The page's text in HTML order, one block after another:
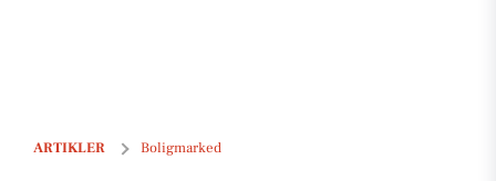
ARTIKLER Boligmarked
Top 6 over dyreste boliger til salg i Herning. Priser op til 13.000.000